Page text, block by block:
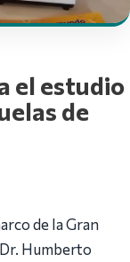
el estudio
de
de la Gran
Humberto